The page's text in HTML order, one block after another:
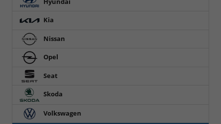
Kia
Nissan
Opel
Seat
Skoda
Volkswagen